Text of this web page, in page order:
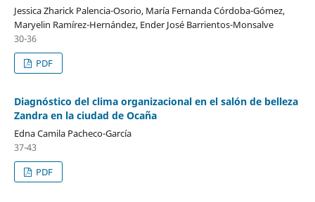
Jessica Zharick Palencia-Osorio, María Fernanda Córdoba-Gómez,
Maryelin Ramírez-Hernández, Ender José Barrientos-Monsalve
30-36
PDF
Diagnóstico del clima organizacional en el salón de belleza
Zandra en la ciudad de Ocaña
Edna Camila Pacheco-García
37-43
PDF